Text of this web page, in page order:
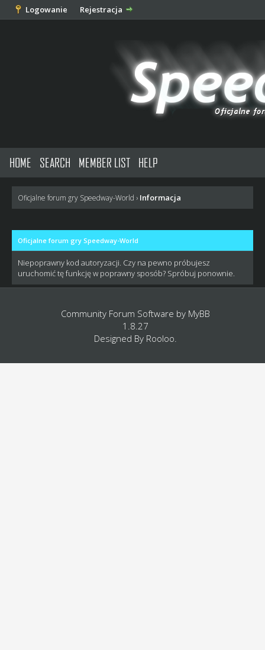
Logowanie Rejestracja
HOME SEARCH MEMBER LIST HELP
Oficjalne forum gry Speedway-World › Informacja
Oficjalne forum gry Speedway-World
Niepoprawny kod autoryzacji. Czy na pewno próbujesz
uruchomić tę funkcję w poprawny sposób? Spróbuj ponownie.
Community Forum Software by MyBB
1.8.27
Designed By Rooloo.